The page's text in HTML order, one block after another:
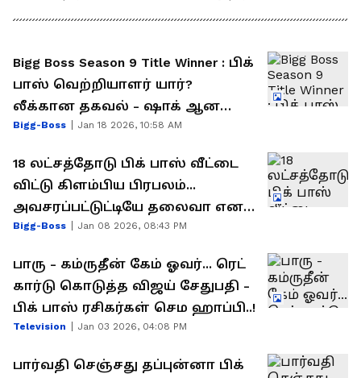
Bigg Boss Season 9 Title Winner : பிக்
பாஸ் வெற்றியாளர் யார்?
லீக்கான தகவல் - ஷாக் ஆன
ரசிகர்கள்
Bigg-Boss Jan 18 2026, 10:58 AM
18 லட்சத்தோடு பிக் பாஸ் வீட்டை
விட்டு கிளம்பிய பிரபலம்...
அவசரப்பட்டுட்டியே தலைவா என
குமுறும் ரசிகர்கள்
Bigg-Boss Jan 08 2026, 08:43 PM
பாரு - கம்ருதீன் கேம் ஓவர்... ரெட்
கார்டு கொடுத்த விஜய் சேதுபதி -
பிக் பாஸ் ரசிகர்கள் செம ஹாப்பி..!
Television Jan 03 2026, 04:08 PM
பார்வதி செஞ்சது தப்புன்னா பிக்